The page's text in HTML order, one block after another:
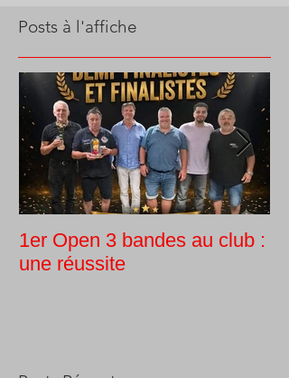
Posts à l'affiche
1er Open 3 bandes au club :
une réussite